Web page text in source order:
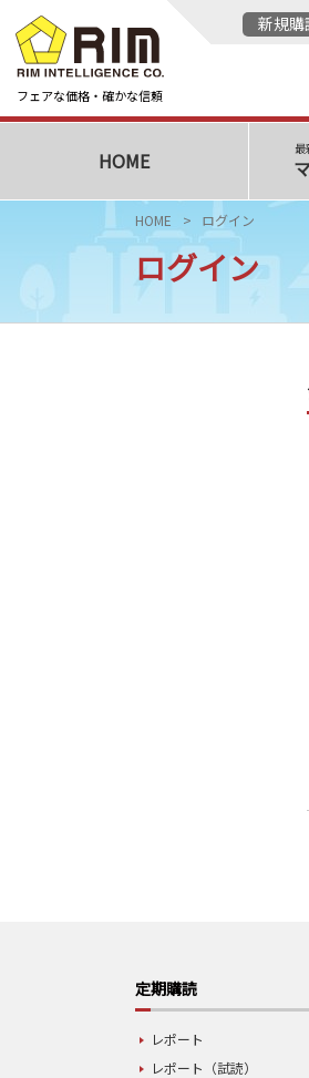
フェアな価格・確かな信頼
新規
HOME 最
HOME ログイン
ログイン
定期購読
レポート
レポート（試読）